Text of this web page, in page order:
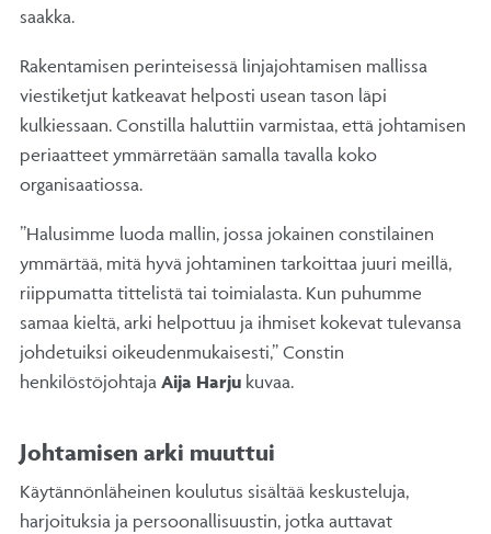
saakka.
Rakentamisen perinteisessä linjajohtamisen mallissa
viestiketjut katkeavat helposti usean tason läpi
kulkiessaan. Constilla haluttiin varmistaa, että johtamisen
periaatteet ymmärretään samalla tavalla koko
organisaatiossa.
”Halusimme luoda mallin, jossa jokainen constilainen
ymmärtää, mitä hyvä johtaminen tarkoittaa juuri meillä,
riippumatta tittelistä tai toimialasta. Kun puhumme
samaa kieltä, arki helpottuu ja ihmiset kokevat tulevansa
johdetuiksi oikeudenmukaisesti,” Constin
henkilöstöjohtaja Aija Harju kuvaa.
Johtamisen arki muuttui
Käytännönläheinen koulutus sisältää keskusteluja,
harjoituksia ja persoonallisuustin, jotka auttavat